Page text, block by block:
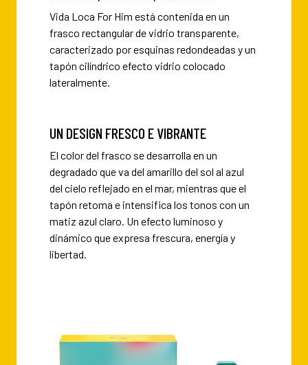
Vida Loca For Him está contenida en un
frasco rectangular de vidrio transparente,
caracterizado por esquinas redondeadas y un
tapón cilíndrico efecto vidrio colocado
lateralmente.
UN DESIGN FRESCO E VIBRANTE
El color del frasco se desarrolla en un
degradado que va del amarillo del sol al azul
del cielo reflejado en el mar, mientras que el
tapón retoma e intensifica los tonos con un
matiz azul claro. Un efecto luminoso y
dinámico que expresa frescura, energía y
libertad.